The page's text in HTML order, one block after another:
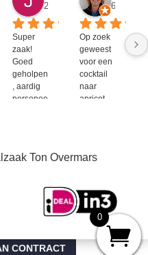
2 jaar geleden
Super
zaak!
Goed
geholpen
, aardig
personee
6 jaar
Op zoek
geweest
voor een
cocktail
naar
apricot
niet te
Ton
Overmar
natuurlijk
wel. Ook
Ton Overmars
CONTRACT
0